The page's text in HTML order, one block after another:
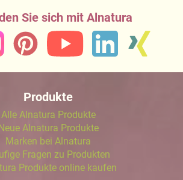
Sie sich mit Alnatura
Produkte
Alle Alnatura Produkte
Alnatura Produkte
Marken bei Alnatura
Fragen zu Produkten
Produkte online kaufen